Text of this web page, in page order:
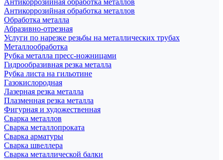
Антикоррозийная обработка металлов
Антикоррозийная обработка металлов
Обработка металла
Абразивно-отрезная
Услуги по нарезке резьбы на металлических трубах
Металлообработка
Рубка металла пресс-ножницами
Гидрообразивная резка металла
Рубка листа на гильотине
Газокислородная
Лазерная резка металла
Плазменная резка металла
Фигурная и художественная
Сварка металлов
Сварка металлопроката
Сварка арматуры
Сварка швеллера
Сварка металлической балки